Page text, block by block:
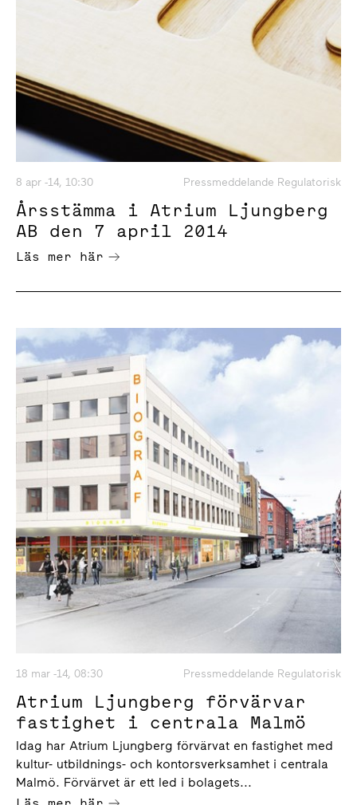
8 apr -14, 10:30 Pressmeddelande Regulatorisk
Årsstämma i Atrium Ljungberg
AB den 7 april 2014
Läs mer här
18 mar -14, 08:30 Pressmeddelande Regulatorisk
Atrium Ljungberg förvärvar
fastighet i centrala Malmö
Idag har Atrium Ljungberg förvärvat en fastighet med
kultur- utbildnings- och kontorsverksamhet i centrala
Malmö. Förvärvet är ett led i bolagets...